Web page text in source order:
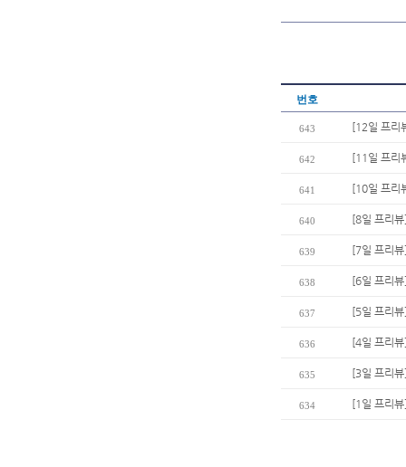
번호
643 [12일 프리
642 [11일 프리
641 [10일 프리
640 [8일 프리
639 [7일 프리
638 [6일 프리
637 [5일 프리
636 [4일 프리
635 [3일 프리
634 [1일 프리